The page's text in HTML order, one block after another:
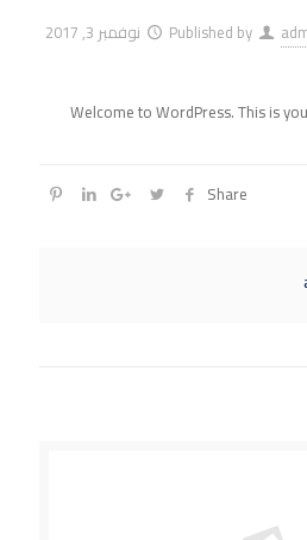
Published by نوفمبر 3, 2017
Welcome to WordPress. This is
Share